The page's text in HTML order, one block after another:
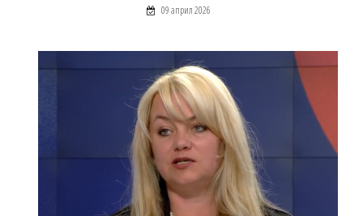
09 април 2026